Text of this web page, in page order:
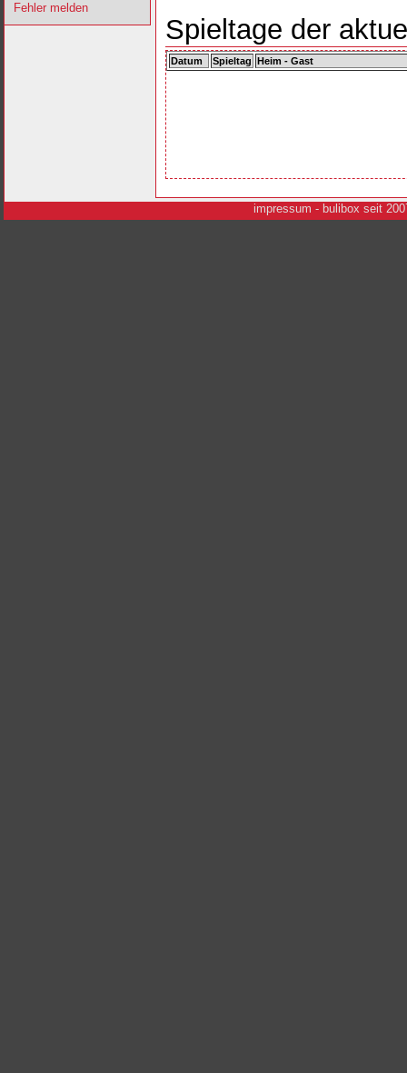
Fehler melden
Spieltage der
Datum Spieltag Heim - Gast
impressum - bulibox seit